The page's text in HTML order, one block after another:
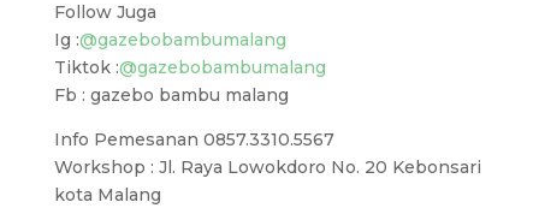
Follow Juga
Ig :@gazebobambumalang
Tiktok :@gazebobambumalang
Fb : gazebo bambu malang
Info Pemesanan 0857.3310.5567
Workshop : Jl. Raya Lowokdoro No. 20 Kebonsari
kota Malang